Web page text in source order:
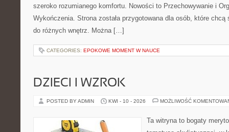
szeroko rozumianego komfortu. Nowości to Przechowywanie i
Wykończenia. Strona została przygotowana dla osób, które chcą
do różnych wnętrz. Można […]
CATEGORIES: EPOKOWE MOMENT W NAUCE
DZIECI I WZROK
POSTED BY ADMIN KWI - 10 - 2026 MOŻLIWOŚĆ
Ta witryna to bogaty